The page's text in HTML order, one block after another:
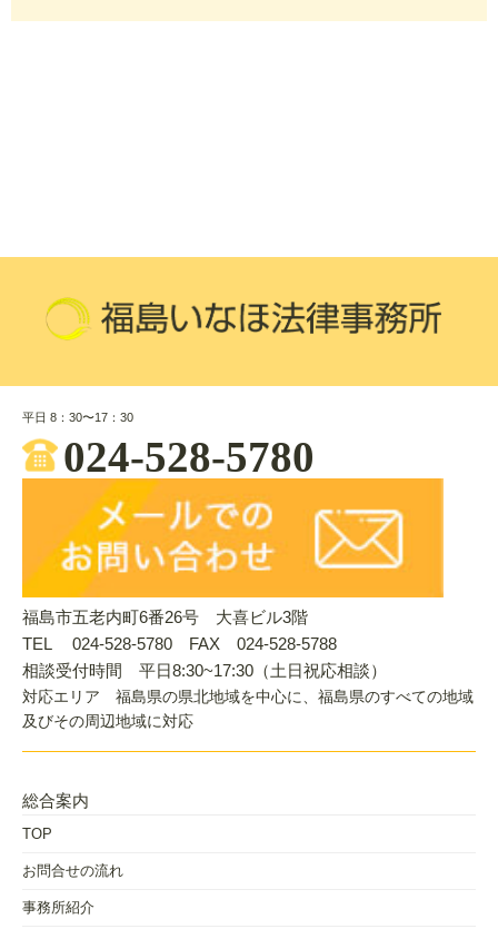
平日 8：30〜17：30
024-528-5780
福島市五老内町6番26号 大喜ビル3階
TEL 024-528-5780 FAX 024-528-5788
相談受付時間 平日8:30~17:30（土日祝応相談）
対応エリア 福島県の県北地域を中心に、福島県のすべての地域
及びその周辺地域に対応
総合案内
TOP
お問合せの流れ
事務所紹介